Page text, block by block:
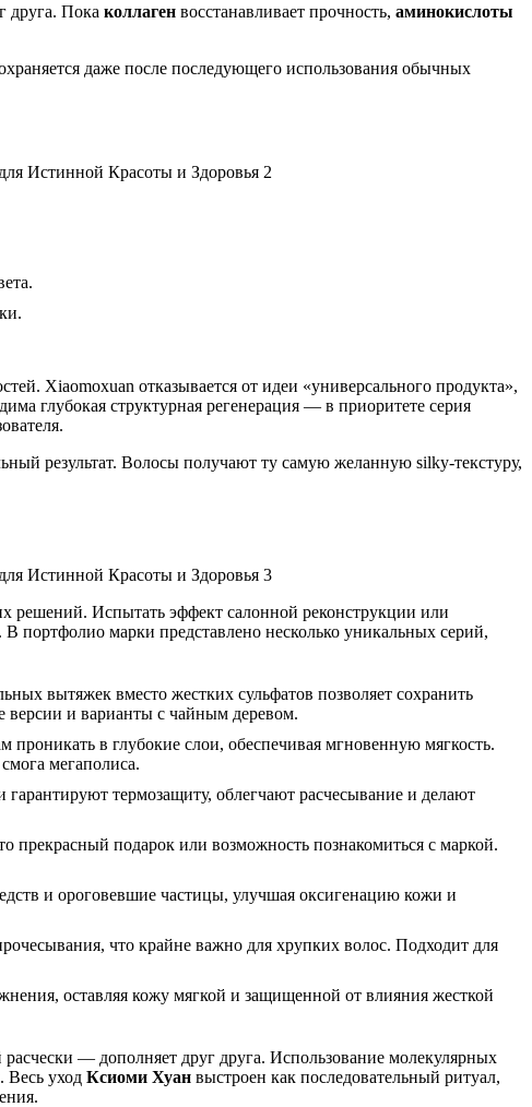
друга. Пока коллаген восстанавливает прочность, аминокислоты
даже после последующего использования обычных
Xiaomoxuan отказывается от идеи «универсального продукта»,
глубокая структурная регенерация — в приоритете серия
результат. Волосы получают ту самую желанную silky-текстуру,
решений. Испытать эффект салонной реконструкции или
марки представлено несколько уникальных серий,
вытяжек вместо жестких сульфатов позволяет сохранить
версии и варианты с чайным деревом.
в глубокие слои, обеспечивая мгновенную мягкость.
мегаполиса.
термозащиту, облегчают расчесывание и делают
подарок или возможность познакомиться с маркой.
и ороговевшие частицы, улучшая оксигенацию кожи и
что крайне важно для хрупких волос. Подходит для
оставляя кожу мягкой и защищенной от влияния жесткой
— дополняет друг друга. Использование молекулярных
Весь уход Ксиоми Хуан выстроен как последовательный ритуал,